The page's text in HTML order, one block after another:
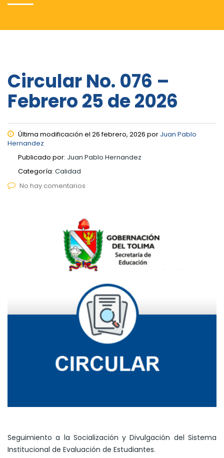
Circular No. 076 –
Febrero 25 de 2026
Última modificación el 26 febrero, 2026 por Juan Pablo
Hernandez
Publicado por: Juan Pablo Hernandez
Categoría: Calidad
No hay comentarios
Seguimiento a la Socialización y Divulgación del Sistema
Institucional de Evaluación de Estudiantes.